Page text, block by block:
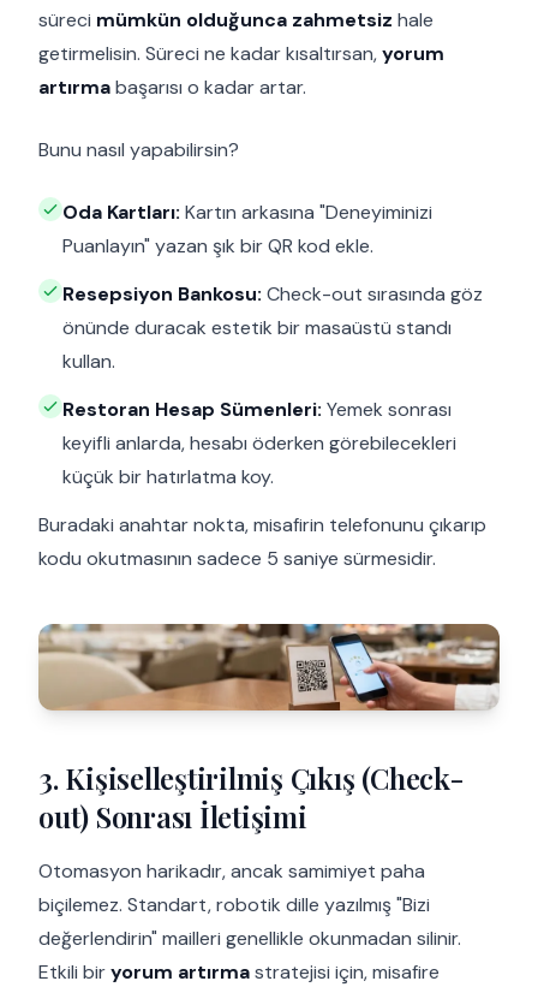
süreci mümkün olduğunca zahmetsiz hale
getirmelisin. Süreci ne kadar kısaltırsan,yorum
artırmabaşarısı o kadar artar.
Bunu nasıl yapabilirsin?
Oda Kartları: Kartın arkasına "Deneyiminizi
Puanlayın" yazan şık bir QR kod ekle.
Resepsiyon Bankosu: Check-out sırasında göz
önünde duracak estetik bir masaüstü standı
kullan.
Restoran Hesap Sümenleri: Yemek sonrası
keyifli anlarda, hesabı öderken görebilecekleri
küçük bir hatırlatma koy.
Buradaki anahtar nokta, misafirin telefonunu çıkarıp
kodu okutmasının sadece 5 saniye sürmesidir.
3. Kişiselleştirilmiş Çıkış (Check-
out) Sonrası İletişimi
Otomasyon harikadır, ancak samimiyet paha
biçilemez. Standart, robotik dille yazılmış "Bizi
değerlendirin" mailleri genellikle okunmadan silinir.
Etkili biryorum artırmastratejisi için, misafire